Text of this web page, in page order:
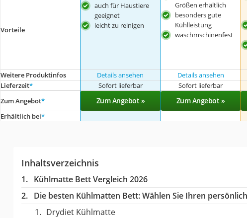
Vorteile
auch für Haustiere
geeignet
leicht zu reinigen
Größen erhältlich
besonders gute
Kühlleistung
waschmschinenfest
Weitere Produktinfos Details ansehen Details ansehen
Lieferzeit* Sofort lieferbar Sofort lieferbar
Zum Angebot* Zum Angebot » Zum Angebot »
Erhältlich bei*
Inhaltsverzeichnis
Kühlmatte Bett Vergleich 2026
Die besten Kühlmatten Bett:Wählen Sie Ihren
Drydiet Kühlmatte